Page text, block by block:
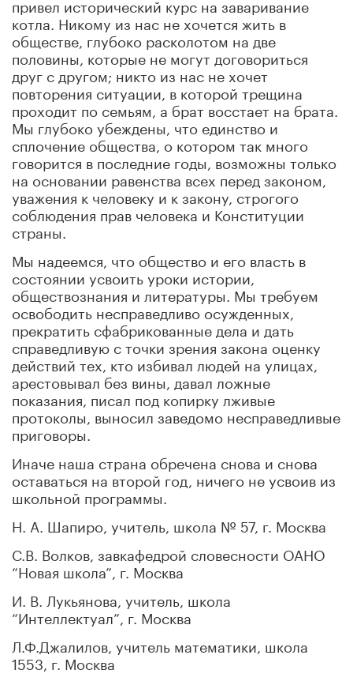
привел исторический курс на заваривание
котла. Никому из нас не хочется жить в
обществе, глубоко расколотом на две
половины, которые не могут договориться
друг с другом; никто из нас не хочет
повторения ситуации, в которой трещина
проходит по семьям, а брат восстает на брата.
Мы глубоко убеждены, что единство и
сплочение общества, о котором так много
говорится в последние годы, возможны только
на основании равенства всех перед законом,
уважения к человеку и к закону, строгого
соблюдения прав человека и Конституции
страны.
Мы надеемся, что общество и его власть в
состоянии усвоить уроки истории,
обществознания и литературы. Мы требуем
освободить несправедливо осужденных,
прекратить сфабрикованные дела и дать
справедливую с точки зрения закона оценку
действий тех, кто избивал людей на улицах,
арестовывал без вины, давал ложные
показания, писал под копирку лживые
протоколы, выносил заведомо несправедливые
приговоры.
Иначе наша страна обречена снова и снова
оставаться на второй год, ничего не усвоив из
школьной программы.
Н. А. Шапиро, учитель, школа № 57, г. Москва
С.В. Волков, завкафедрой словесности ОАНО
“Новая школа”, г. Москва
И. В. Лукьянова, учитель, школа
“Интеллектуал”, г. Москва
Л.Ф.Джалилов, учитель математики, школа
1553, г. Москва